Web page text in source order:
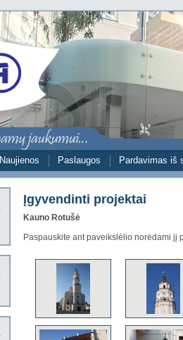
Naujienos Paslaugos Pardavimas iš
Įgyvendinti projektai
Kauno Rotušė
Paspauskite ant paveikslėlio norėdami jį